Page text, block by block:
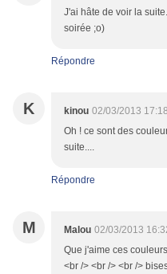
J'ai hâte de voir la
soirée ;o)
Répondre
K kinou 02/03/2013 17:18
Oh ! ce sont des
suite....
Répondre
M Malou 02/03/2013
Que j'aime ces
<br /> <br /> <br />